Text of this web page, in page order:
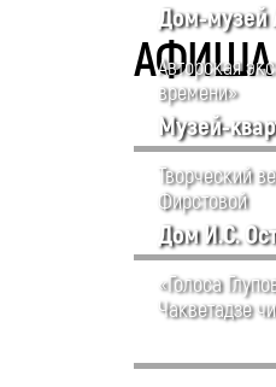
АФИША
Дом-музей
Авторская
времени»
Музей-
Творческий
Фирстовой
Дом И.С.
«Голоса
Чакветадзе